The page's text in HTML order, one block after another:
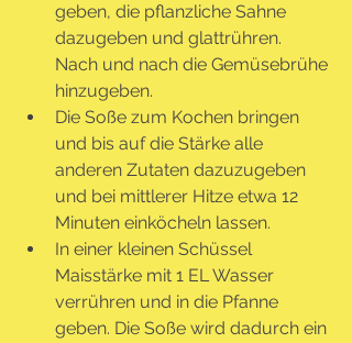
geben, die pflanzliche Sahne
dazugeben und glattrühren.
Nach und nach die Gemüsebrühe
hinzugeben.
Die Soße zum Kochen bringen
und bis auf die Stärke alle
anderen Zutaten dazuzugeben
und bei mittlerer Hitze etwa 12
Minuten einköcheln lassen.
In einer kleinen Schüssel
Maisstärke mit 1 EL Wasser
verrühren und in die Pfanne
geben. Die Soße wird dadurch ein